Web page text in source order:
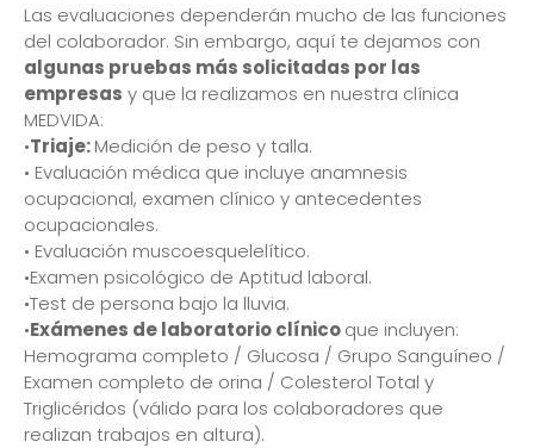
Las evaluaciones dependerán mucho de las funciones
del colaborador. Sin embargo, aquí te dejamos con
algunas pruebas más solicitadas por las
empresas y que la realizamos en nuestra clínica
MEDVIDA:
•Triaje:Medición de peso y talla.
• Evaluación médica que incluye anamnesis
ocupacional, examen clínico y antecedentes
ocupacionales.
• Evaluación muscoesquelelítico.
•Examen psicológico de Aptitud laboral.
•Test de persona bajo la lluvia.
•Exámenes de laboratorio clínicoque incluyen:
Hemograma completo / Glucosa / Grupo Sanguíneo /
Examen completo de orina / Colesterol Total y
Triglicéridos (válido para los colaboradores que
realizan trabajos en altura).